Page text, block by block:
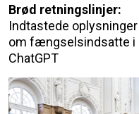
Brød retningslinjer:
Indtastede oplysninger
om fængselsindsatte i
ChatGPT